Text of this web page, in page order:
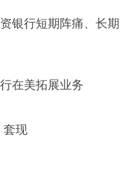
银行短期阵痛、长期
在美拓展业务
套现